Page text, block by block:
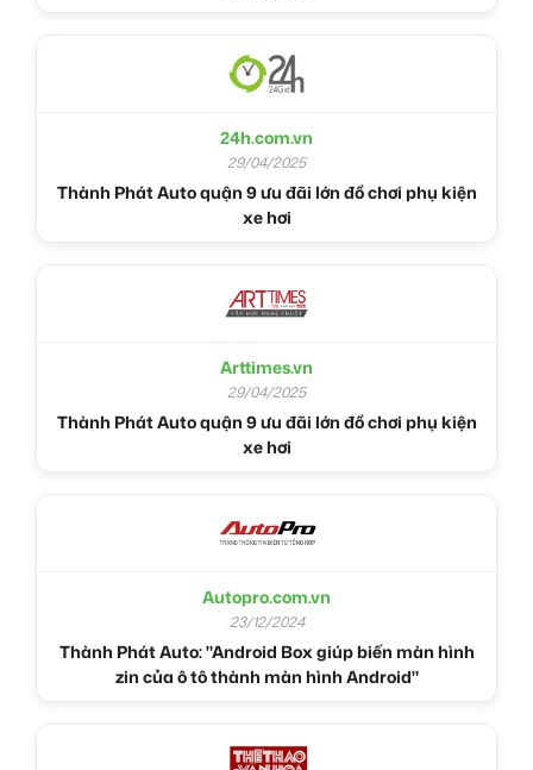
24h.com.vn
29/04/2025
Thành Phát Auto quận 9 ưu đãi lớn đồ chơi phụ kiện
xe hơi
Arttimes.vn
29/04/2025
Thành Phát Auto quận 9 ưu đãi lớn đồ chơi phụ kiện
xe hơi
Autopro.com.vn
23/12/2024
Thành Phát Auto: "Android Box giúp biến màn hình
zin của ô tô thành màn hình Android"